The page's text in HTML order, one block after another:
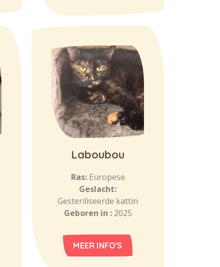
Laboubou
Ras: Europese
Geslacht:
Gesteriliseerde kattin
Geboren in : 2025
MEER INFO'S